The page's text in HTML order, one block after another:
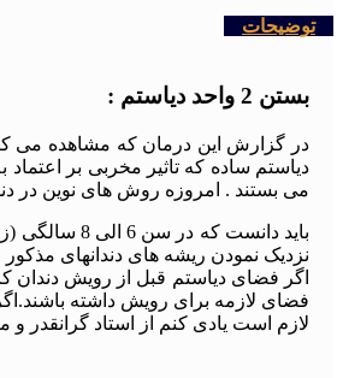
توضیحات
بستن 2 واحد دیاستم :
دیاستم ساده که تاثیر مخربی بر
می بستند . امروزه روش های نوین در
باید
نزدیک نمودن ریشه های دندانهای
فضای لازمه برای رویش داشته
لازم است یادی کنم از استاد